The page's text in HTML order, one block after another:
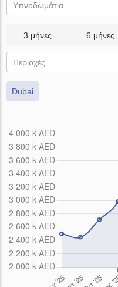
Υπνοδωμάτια
3 μήνες 6 μήνες
Περιοχές
Dubai